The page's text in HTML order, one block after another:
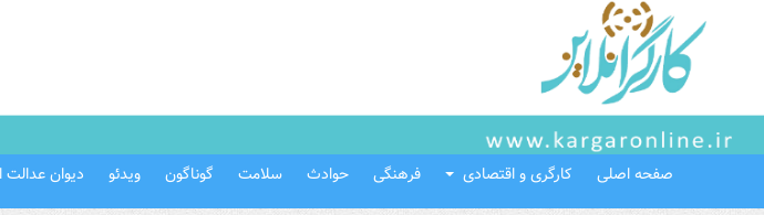
صفحه اصلی کارگری و اقتصادی فرهنگی حوادث سلامت گوناگون ویدئو دیوان عدالت